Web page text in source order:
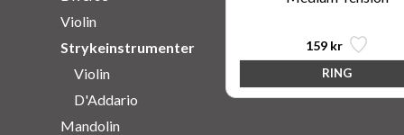
Violin
Strykeinstrumenter
Violin
D'Addario
Mandolin
159 kr